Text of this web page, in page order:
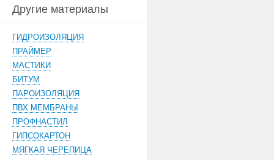
Другие материалы
ГИДРОИЗОЛЯЦИЯ
ПРАЙМЕР
МАСТИКИ
БИТУМ
ПАРОИЗОЛЯЦИЯ
ПВХ МЕМБРАНЫ
ПРОФНАСТИЛ
ГИПСОКАРТОН
МЯГКАЯ ЧЕРЕПИЦА